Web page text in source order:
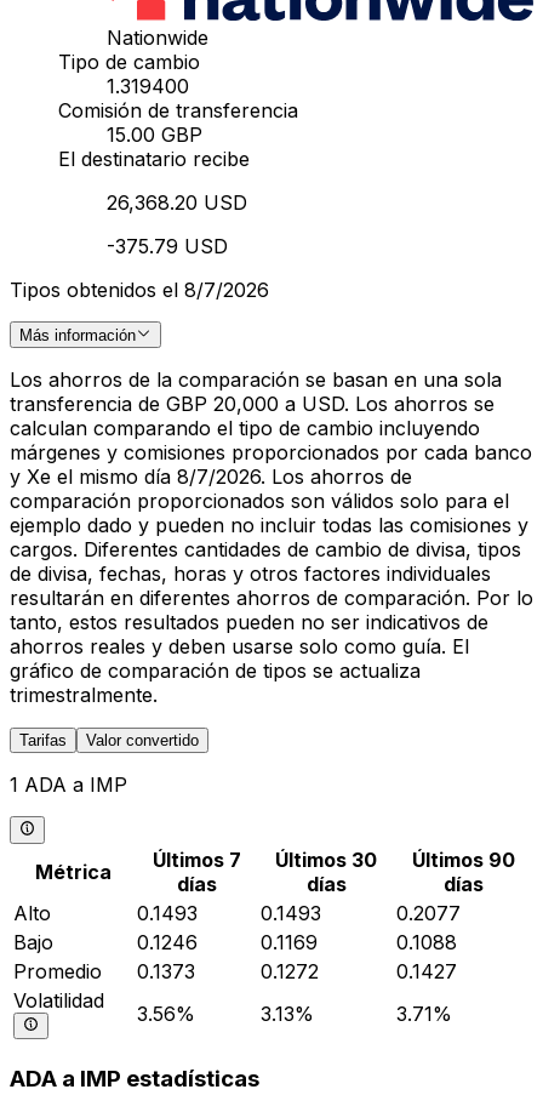
Nationwide
Tipo de cambio
1.319400
Comisión de transferencia
15.00 GBP
El destinatario recibe
26,368.20 USD
-375.79 USD
Tipos obtenidos el 8/7/2026
Más información
Los ahorros de la comparación se basan en una sola
transferencia de GBP 20,000 a USD. Los ahorros se
calculan comparando el tipo de cambio incluyendo
márgenes y comisiones proporcionados por cada banco
y Xe el mismo día 8/7/2026. Los ahorros de
comparación proporcionados son válidos solo para el
ejemplo dado y pueden no incluir todas las comisiones y
cargos. Diferentes cantidades de cambio de divisa, tipos
de divisa, fechas, horas y otros factores individuales
resultarán en diferentes ahorros de comparación. Por lo
tanto, estos resultados pueden no ser indicativos de
ahorros reales y deben usarse solo como guía. El
gráfico de comparación de tipos se actualiza
trimestralmente.
Tarifas Valor convertido
1 ADA a IMP
Métrica
Últimos 7
días
Últimos 30
días
Últimos 90
días
Alto
0.1493 0.1493
0.2077
Bajo
0.1246 0.1169
0.1088
Promedio
0.1373 0.1272
0.1427
Volatilidad
3.56% 3.13% 3.71%
ADA a IMP estadísticas